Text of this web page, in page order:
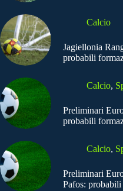
Calcio
Jagiellonia
probabili
Calcio,
Preliminari
probabili
Calcio,
Preliminari
Pafos: